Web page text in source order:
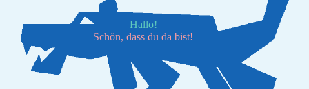
Hallo!
Schön, dass du da bist!